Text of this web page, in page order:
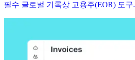
필수 글로벌 기록상 고용주(EOR) 도구.​​